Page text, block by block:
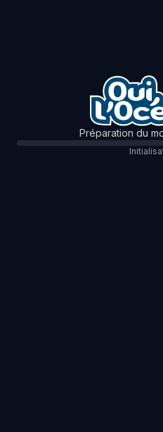
Préparation du